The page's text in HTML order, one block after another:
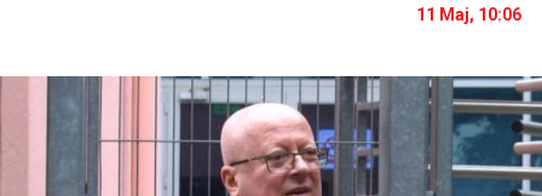
11 Maj, 10:06